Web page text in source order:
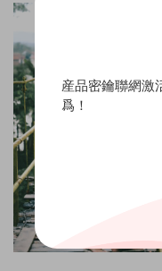
産品密鑰聯網激
爲！